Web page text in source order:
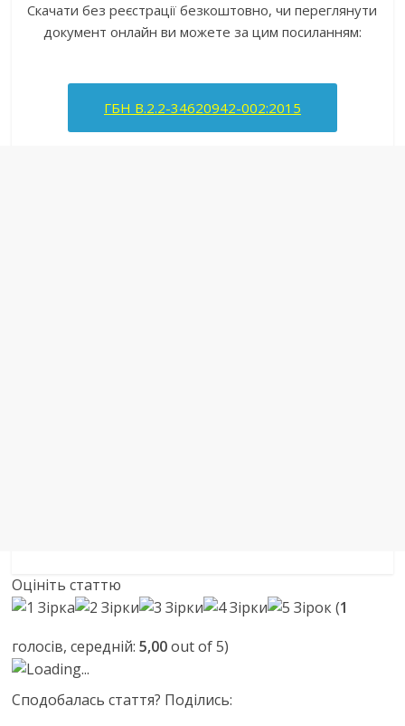
Скачати без реєстрації безкоштовно, чи переглянути
документ онлайн ви можете за цим посиланням:
ГБН В.2.2-34620942-002:2015
Оцініть статтю
(1
голосів, середній:5,00out of 5)
Loading...
Сподобалась стаття? Поділись: